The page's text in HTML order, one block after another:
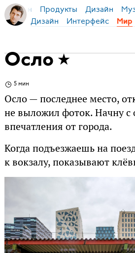
Бирман Продукты Дизайн
Дизайн Интерфейс Мир
Осло
5 мин
Осло — последнее место,
не выложил фоток. Начну с
впечатления от города.
Когда подъезжаешь на
к вокзалу, показывают